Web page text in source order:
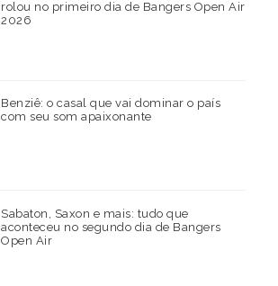
rolou no primeiro dia de Bangers Open Air
2026
Benziê: o casal que vai dominar o país
com seu som apaixonante
Sabaton, Saxon e mais: tudo que
aconteceu no segundo dia de Bangers
Open Air